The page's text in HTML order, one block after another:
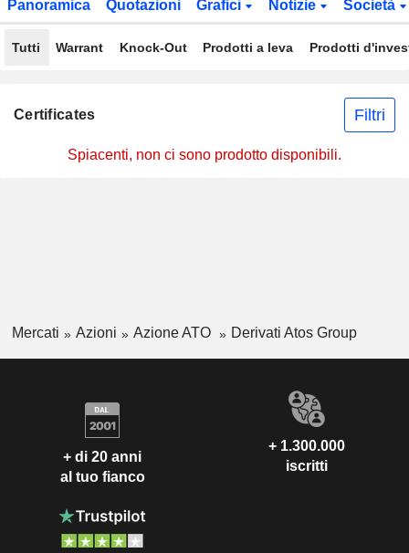
Panoramica Quotazioni Grafici Notizie Società
Tutti Warrant Knock-Out Prodotti a leva Prodotti
Certificates Filtri
Spiacenti, non ci sono prodotto disponibili.
Mercati Azioni Azione ATO Derivati Atos Group
+ di 20 anni
al tuo fianco
+ 1.300.000
iscritti